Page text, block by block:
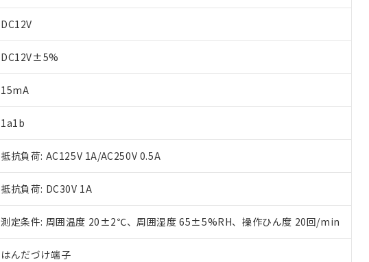
DC12V
DC12V±5%
15mA
1a1b
抵抗負荷: AC125V 1A/AC250V 0.5A
抵抗負荷: DC30V 1A
測定条件: 周囲温度 20±2℃、周囲湿度 65±5%RH、操作ひん度 20回/min
はんだづけ端子
ご利用条件
※1 対応状況
対応予定：EU RoHS指令（10物質）の非含有に対応した製品に切り替える予
対応予定なし：EU RoHS指令（10物質）の非含有に非対応の商品で、対応品
調査・確認中：EU RoHS指令（10物質）の非含有の対応状況を調査中または
非該当品：ライセンス料など無形物で、有害物質有無と関係のない商品です。
仕入先様の事情により、非含有部品としていたものが、含有品と判明した場合
※1 中国RoHS○×表